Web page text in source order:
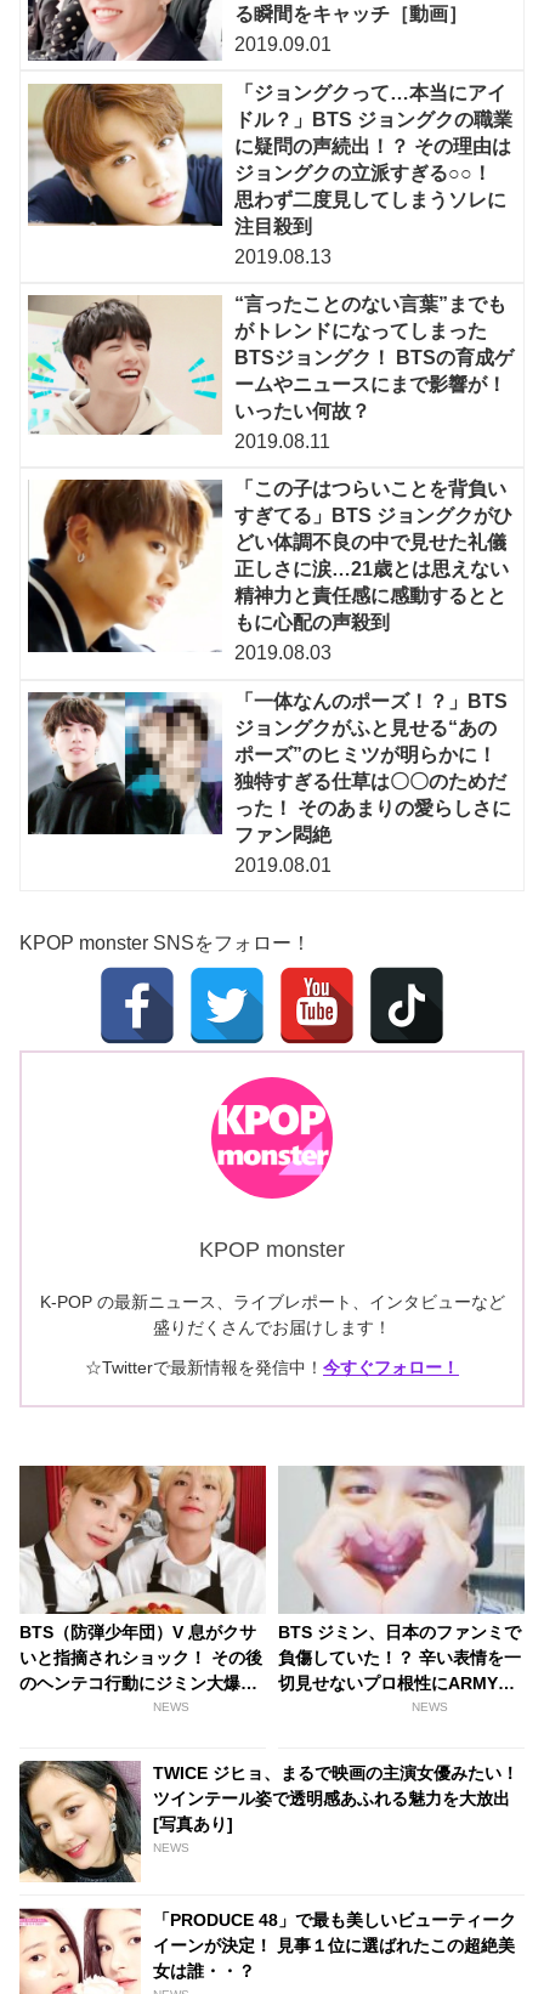
る瞬間をキャッチ［動画］
2019.09.01
「ジョングクって…本当にアイ
ドル？」BTS ジョングクの職業
に疑問の声続出！？ その理由は
ジョングクの立派すぎる○○！
思わず二度見してしまうソレに
注目殺到
2019.08.13
“言ったことのない言葉”までも
がトレンドになってしまった
BTSジョングク！ BTSの育成ゲ
ームやニュースにまで影響が！
いったい何故？
2019.08.11
「この子はつらいことを背負い
すぎてる」BTS ジョングクがひ
どい体調不良の中で見せた礼儀
正しさに涙…21歳とは思えない
精神力と責任感に感動するとと
もに心配の声殺到
2019.08.03
「一体なんのポーズ！？」BTS
ジョングクがふと見せる“あの
ポーズ”のヒミツが明らかに！
独特すぎる仕草は〇〇のためだ
った！ そのあまりの愛らしさに
ファン悶絶
2019.08.01
KPOP monster SNSをフォロー！
KPOP monster
K-POP の最新ニュース、ライブレポート、インタビューなど
盛りだくさんでお届けします！
☆Twitterで最新情報を発信中！ 今すぐフォロー！
BTS（防弾少年団）V 息がクサ
いと指摘されショック！ その後
のヘンテコ行動にジミン大爆笑
NEWS
BTS ジミン、日本のファンミで
負傷していた！？ 辛い表情を一
切見せないプロ根性にARMY感
激… 素敵なパフォーマンスでフ
んなのヒーロー
NEWS
TWICE ジヒョ、まるで映画の主演女優みたい！
ツインテール姿で透明感あふれる魅力を大放出
[写真あり]
NEWS
「PRODUCE 48」で最も美しいビューティーク
イーンが決定！ 見事１位に選ばれたこの超絶美
女は誰・・？